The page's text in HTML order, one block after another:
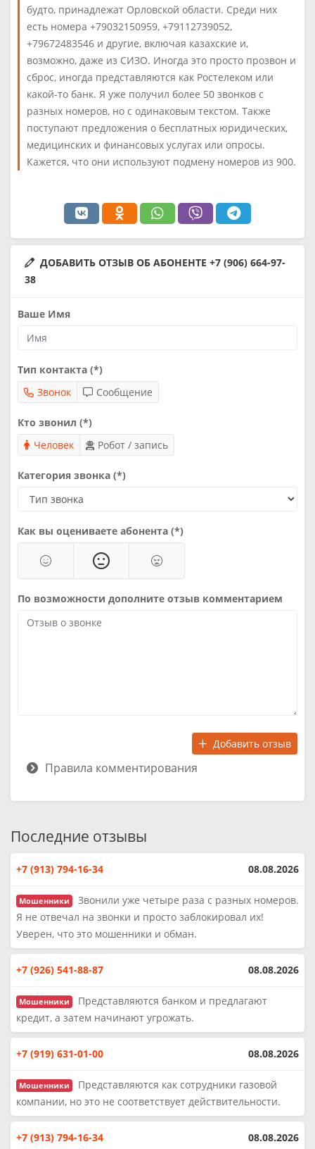
будто, принадлежат Орловской области. Среди них
есть номера +79032150959, +79112739052,
+79672483546 и другие, включая казахские и,
возможно, даже из СИЗО. Иногда это просто прозвон и
сброс, иногда представляются как Ростелеком или
какой-то банк. Я уже получил более 50 звонков с
разных номеров, но с одинаковым текстом. Также
поступают предложения о бесплатных юридических,
медицинских и финансовых услугах или опросы.
Кажется, что они используют подмену номеров из 900.
ДОБАВИТЬ ОТЗЫВ ОБ АБОНЕНТЕ +7 (906) 664-97-
38
Ваше Имя
Тип контакта (*)
Звонок
Сообщение
Кто звонил (*)
Человек
Робот / запись
Категория звонка (*)
Как вы оцениваете абонента (*)
По возможности дополните отзыв комментарием
Добавить отзыв
Правила комментирования
Последние отзывы
+7 (913) 794-16-34 08.08.2026
Мошенники
Звонили уже четыре раза с разных номеров.
Я не отвечал на звонки и просто заблокировал их!
Уверен, что это мошенники и обман.
+7 (926) 541-88-87 08.08.2026
Мошенники
Представляются банком и предлагают
кредит, а затем начинают угрожать.
+7 (919) 631-01-00 08.08.2026
Мошенники
Представляются как сотрудники газовой
компании, но это не соответствует действительности.
+7 (913) 794-16-34 08.08.2026